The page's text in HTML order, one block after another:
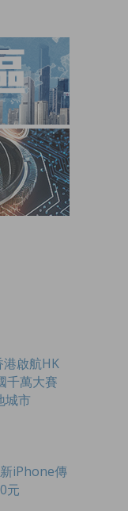
啟航HK
千萬大賽
城市
iPhone傳
元